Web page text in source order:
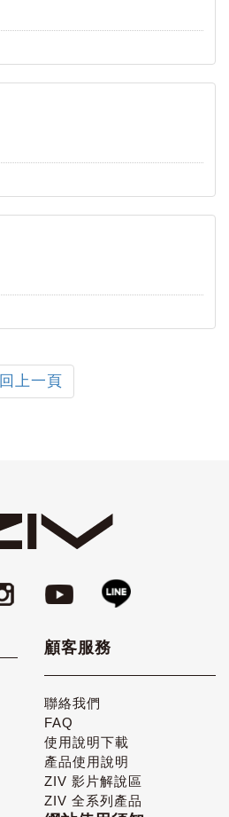
回上一頁
顧客服務
聯絡我們
FAQ
使用說明下載
產品使用說明
ZIV 影片解說區
ZIV 全系列產品